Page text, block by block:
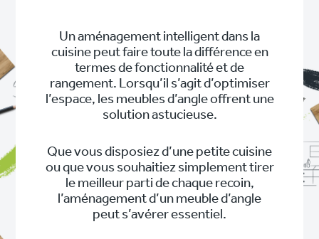
Un aménagement intelligent dans la
cuisine peut faire toute la différence en
termes de fonctionnalité et de
rangement. Lorsqu’il s’agit d’optimiser
l’espace, les meubles d’angle offrent une
solution astucieuse.
Que vous disposiez d’une petite cuisine
ou que vous souhaitiez simplement tirer
le meilleur parti de chaque recoin,
l’aménagement d’un meuble d’angle
peut s’avérer essentiel.